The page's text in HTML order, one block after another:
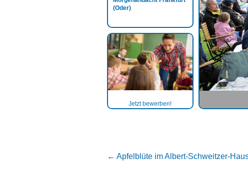
(Oder)
Jetzt bewerben!
← Apfelblüte im Albert-Schweitzer-